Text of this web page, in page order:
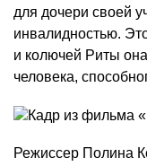
для дочери своей
инвалидностью.
и колючей Риты
человека,
Режиссер Полина